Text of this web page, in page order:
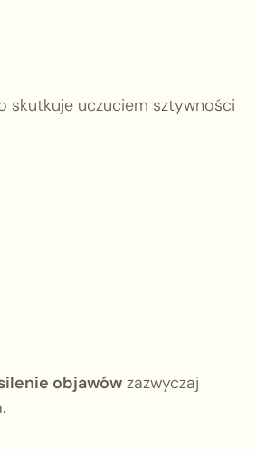
skutkuje uczuciem sztywności
objawów zazwyczaj